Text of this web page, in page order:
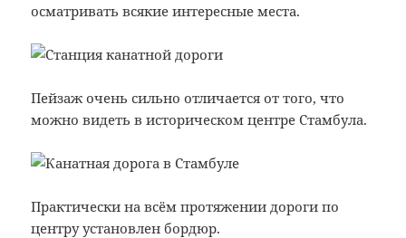
осматривать всякие интересные места.
Пейзаж очень сильно отличается от того, что
можно видеть в историческом центре Стамбула.
Практически на всём протяжении дороги по
центру установлен бордюр.